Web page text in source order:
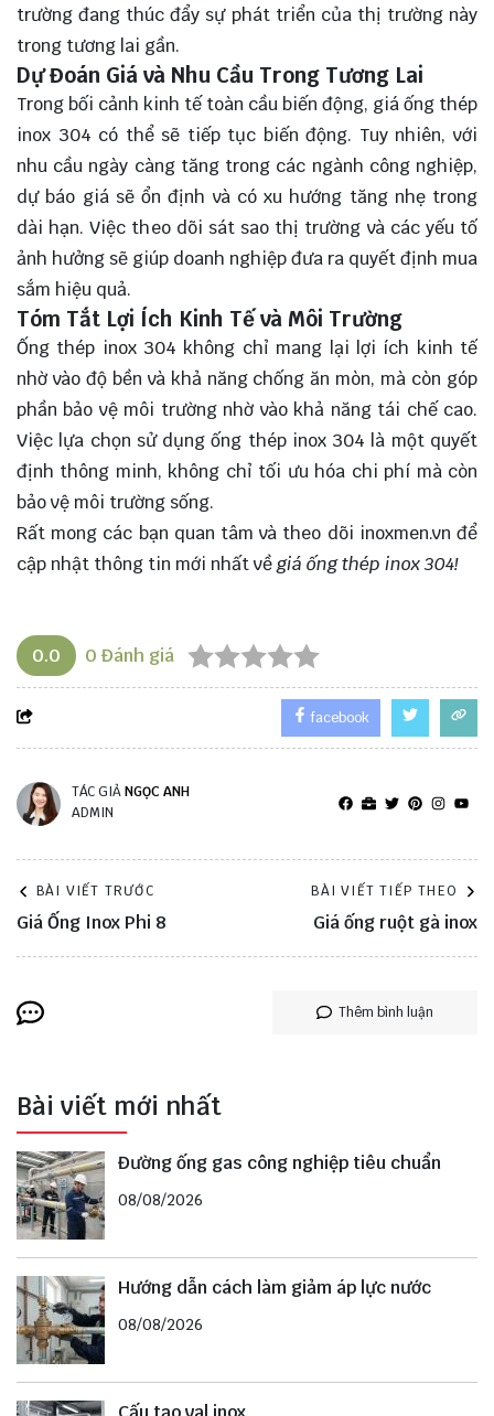
trường đang thúc đẩy sự phát triển của thị trường này
trong tương lai gần.
Dự Đoán Giá và Nhu Cầu Trong Tương Lai
Trong bối cảnh kinh tế toàn cầu biến động, giá ống thép
inox 304 có thể sẽ tiếp tục biến động. Tuy nhiên, với
nhu cầu ngày càng tăng trong các ngành công nghiệp,
dự báo giá sẽ ổn định và có xu hướng tăng nhẹ trong
dài hạn. Việc theo dõi sát sao thị trường và các yếu tố
ảnh hưởng sẽ giúp doanh nghiệp đưa ra quyết định mua
sắm hiệu quả.
Tóm Tắt Lợi Ích Kinh Tế và Môi Trường
Ống thép inox 304 không chỉ mang lại lợi ích kinh tế
nhờ vào độ bền và khả năng chống ăn mòn, mà còn góp
phần bảo vệ môi trường nhờ vào khả năng tái chế cao.
Việc lựa chọn sử dụng ống thép inox 304 là một quyết
định thông minh, không chỉ tối ưu hóa chi phí mà còn
bảo vệ môi trường sống.
Rất mong các bạn quan tâm và theo dõi inoxmen.vn để
cập nhật thông tin mới nhất vềgiá ống thép inox 304!
0.0 0 Đánh giá
facebook
TÁC GIẢNGỌC ANH
ADMIN
BÀI VIẾT TRƯỚC
Giá Ống Inox Phi 8
BÀI VIẾT TIẾP THEO
Giá ống ruột gà inox
Thêm bình luận
Bài viết mới nhất
Đường ống gas công nghiệp tiêu chuẩn
08/08/2026
Hướng dẫn cách làm giảm áp lực nước
08/08/2026